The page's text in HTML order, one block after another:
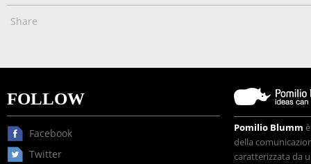
Share
FOLLOW
Facebook
Twitter
Pomilio Blumm
della
caratterizzata da